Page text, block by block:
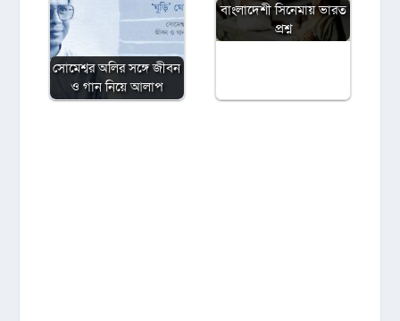
সোমেশ্বর অলির সঙ্গে জীবন
ও গান নিয়ে আলাপ
বাংলাদেশী সিনেমায় ভারত
প্রশ্ন